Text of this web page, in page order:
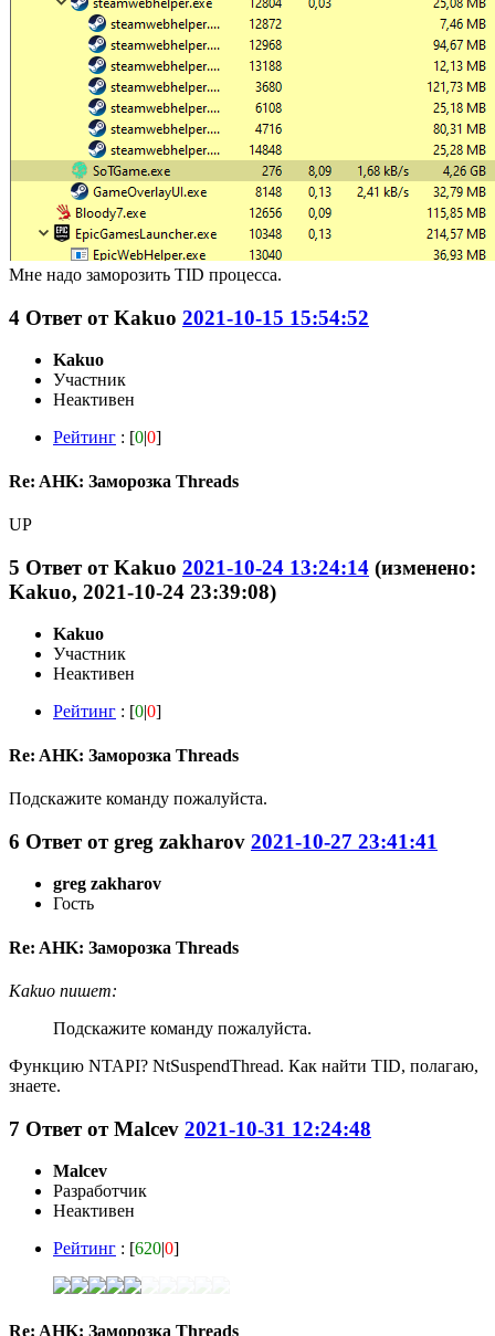
Мне надо заморозить TID процесса.
4 Ответ отKakuo 2021-10-15 15:54:52
Kakuo
Участник
Неактивен
Рейтинг : [0|0]
Re: AHK: Заморозка Threads
UP
5 Ответ отKakuo 2021-10-24 13:24:14 (изменено:
Kakuo, 2021-10-24 23:39:08)
Kakuo
Участник
Неактивен
Рейтинг : [0|0]
Re: AHK: Заморозка Threads
Подскажите команду пожалуйста.
6 Ответ отgreg zakharov 2021-10-27 23:41:41
greg zakharov
Гость
Re: AHK: Заморозка Threads
Kakuo пишет:
Подскажите команду пожалуйста.
Функцию NTAPI? NtSuspendThread. Как найти TID, полагаю,
знаете.
7 Ответ отMalcev 2021-10-31 12:24:48
Malcev
Разработчик
Неактивен
Рейтинг : [620|0]
Re: AHK: Заморозка Threads